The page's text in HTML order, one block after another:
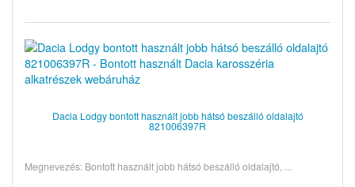
Dacia Lodgy bontott használt jobb hátsó beszálló oldalajtó
821006397R
Megnevezés: Bontott használt jobb hátsó beszálló oldalajtó, ...